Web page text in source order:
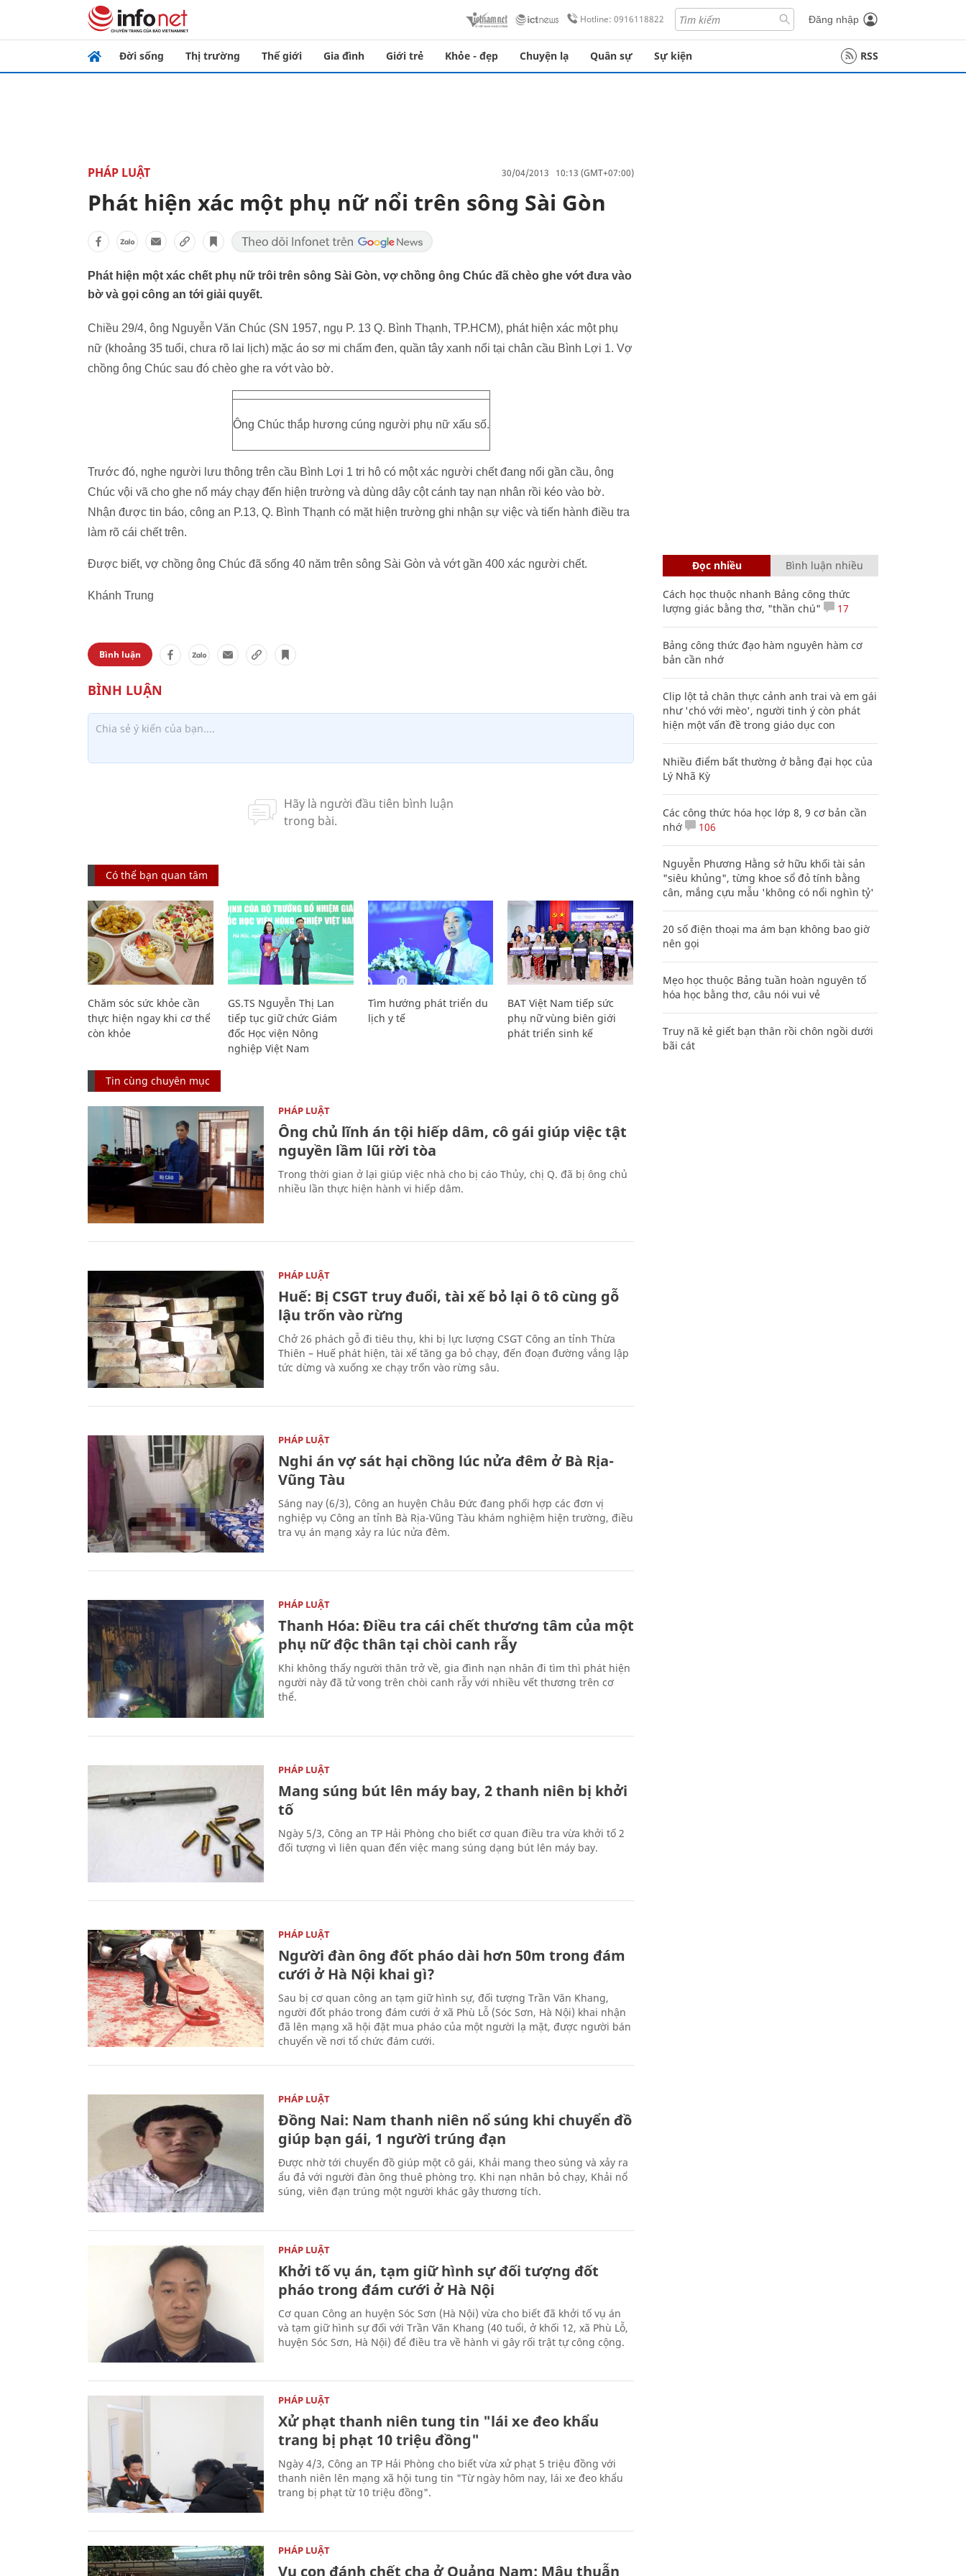
Hotline: 0916118822 Đăng nhập
Đời sống Thị trường Thế giới Gia đình Giới trẻ Khỏe - đẹp Chuyện lạ Quân sự Sự kiện RSS
PHÁP LUẬT 30/04/2013 10:13 (GMT+07:00)
Phát hiện xác một phụ nữ nổi trên sông Sài Gòn
Phát hiện một xác chết phụ nữ trôi trên sông Sài Gòn, vợ chồng ông Chúc đã chèo ghe vớt đưa vào
bờ và gọi công an tới giải quyết.
Chiều 29/4, ông Nguyễn Văn Chúc (SN 1957, ngụ P. 13 Q. Bình Thạnh, TP.HCM), phát hiện xác một phụ
nữ (khoảng 35 tuổi, chưa rõ lai lịch) mặc áo sơ mi chấm đen, quần tây xanh nổi tại chân cầu Bình Lợi 1. Vợ
chồng ông Chúc sau đó chèo ghe ra vớt vào bờ.
Ông Chúc thắp hương cúng người phụ nữ xấu số.
Trước đó, nghe người lưu thông trên cầu Bình Lợi 1 tri hô có một xác người chết đang nổi gần cầu, ông
Chúc vội vã cho ghe nổ máy chạy đến hiện trường và dùng dây cột cánh tay nạn nhân rồi kéo vào bờ.
Nhận được tin báo, công an P.13, Q. Bình Thạnh có mặt hiện trường ghi nhận sự việc và tiến hành điều tra
làm rõ cái chết trên.
Được biết, vợ chồng ông Chúc đã sống 40 năm trên sông Sài Gòn và vớt gần 400 xác người chết.
Khánh Trung
Bình luận
Có thể bạn quan tâm
Chăm sóc sức khỏe cần
thực hiện ngay khi cơ thể
còn khỏe
GS.TS Nguyễn Thị Lan
tiếp tục giữ chức Giám
đốc Học viện Nông
nghiệp Việt Nam
Tìm hướng phát triển du
lịch y tế
BAT Việt Nam tiếp sức
phụ nữ vùng biên giới
phát triển sinh kế
Tin cùng chuyên mục
PHÁP LUẬT
Ông chủ lĩnh án tội hiếp dâm, cô gái giúp việc tật
nguyền lầm lũi rời tòa
Trong thời gian ở lại giúp việc nhà cho bị cáo Thủy, chị Q. đã bị ông chủ
nhiều lần thực hiện hành vi hiếp dâm.
PHÁP LUẬT
Huế: Bị CSGT truy đuổi, tài xế bỏ lại ô tô cùng gỗ
lậu trốn vào rừng
Chở 26 phách gỗ đi tiêu thụ, khi bị lực lượng CSGT Công an tỉnh Thừa
Thiên – Huế phát hiện, tài xế tăng ga bỏ chạy, đến đoạn đường vắng lập
tức dừng và xuống xe chạy trốn vào rừng sâu.
PHÁP LUẬT
Nghi án vợ sát hại chồng lúc nửa đêm ở Bà Rịa-
Vũng Tàu
Sáng nay (6/3), Công an huyện Châu Đức đang phối hợp các đơn vị
nghiệp vụ Công an tỉnh Bà Rịa-Vũng Tàu khám nghiệm hiện trường, điều
tra vụ án mạng xảy ra lúc nửa đêm.
PHÁP LUẬT
Thanh Hóa: Điều tra cái chết thương tâm của một
phụ nữ độc thân tại chòi canh rẫy
Khi không thấy người thân trở về, gia đình nạn nhân đi tìm thì phát hiện
người này đã tử vong trên chòi canh rẫy với nhiều vết thương trên cơ
thể.
PHÁP LUẬT
Mang súng bút lên máy bay, 2 thanh niên bị khởi
tố
Ngày 5/3, Công an TP Hải Phòng cho biết cơ quan điều tra vừa khởi tố 2
đối tượng vì liên quan đến việc mang súng dạng bút lên máy bay.
PHÁP LUẬT
Người đàn ông đốt pháo dài hơn 50m trong đám
cưới ở Hà Nội khai gì?
Sau bị cơ quan công an tạm giữ hình sự, đối tượng Trần Văn Khang,
người đốt pháo trong đám cưới ở xã Phù Lỗ (Sóc Sơn, Hà Nội) khai nhận
đã lên mạng xã hội đặt mua pháo của một người lạ mặt, được người bán
chuyển về nơi tổ chức đám cưới.
PHÁP LUẬT
Đồng Nai: Nam thanh niên nổ súng khi chuyển đồ
giúp bạn gái, 1 người trúng đạn
Được nhờ tới chuyển đồ giúp một cô gái, Khải mang theo súng và xảy ra
ẩu đả với người đàn ông thuê phòng trọ. Khi nạn nhân bỏ chạy, Khải nổ
súng, viên đạn trúng một người khác gây thương tích.
PHÁP LUẬT
Khởi tố vụ án, tạm giữ hình sự đối tượng đốt
pháo trong đám cưới ở Hà Nội
Cơ quan Công an huyện Sóc Sơn (Hà Nội) vừa cho biết đã khởi tố vụ án
và tạm giữ hình sự đối với Trần Văn Khang (40 tuổi, ở khối 12, xã Phù Lỗ,
huyện Sóc Sơn, Hà Nội) để điều tra về hành vi gây rối trật tự công cộng.
PHÁP LUẬT
Xử phạt thanh niên tung tin "lái xe đeo khẩu
trang bị phạt 10 triệu đồng"
Ngày 4/3, Công an TP Hải Phòng cho biết vừa xử phạt 5 triệu đồng với
thanh niên lên mạng xã hội tung tin "Từ ngày hôm nay, lái xe đeo khẩu
trang bị phạt từ 10 triệu đồng".
PHÁP LUẬT
Vụ con đánh chết cha ở Quảng Nam: Mâu thuẫn
Đọc nhiều Bình luận nhiều
Cách học thuộc nhanh Bảng công thức
lượng giác bằng thơ, "thần chú"
17
Bảng công thức đạo hàm nguyên hàm cơ
bản cần nhớ
Clip lột tả chân thực cảnh anh trai và em gái
như 'chó với mèo', người tinh ý còn phát
hiện một vấn đề trong giáo dục con
Nhiều điểm bất thường ở bằng đại học của
Lý Nhã Kỳ
Các công thức hóa học lớp 8, 9 cơ bản cần
nhớ
106
Nguyễn Phương Hằng sở hữu khối tài sản
"siêu khủng", từng khoe sổ đỏ tính bằng
cân, mắng cựu mẫu 'không có nổi nghìn tỷ'
20 số điện thoại ma ám bạn không bao giờ
nên gọi
Mẹo học thuộc Bảng tuần hoàn nguyên tố
hóa học bằng thơ, câu nói vui vẻ
Truy nã kẻ giết bạn thân rồi chôn ngồi dưới
bãi cát